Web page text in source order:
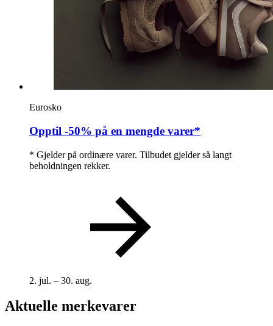
Eurosko
Opptil -50% på en mengde varer*
* Gjelder på ordinære varer. Tilbudet gjelder så langt
beholdningen rekker.
2. jul. – 30. aug.
Aktuelle merkevarer